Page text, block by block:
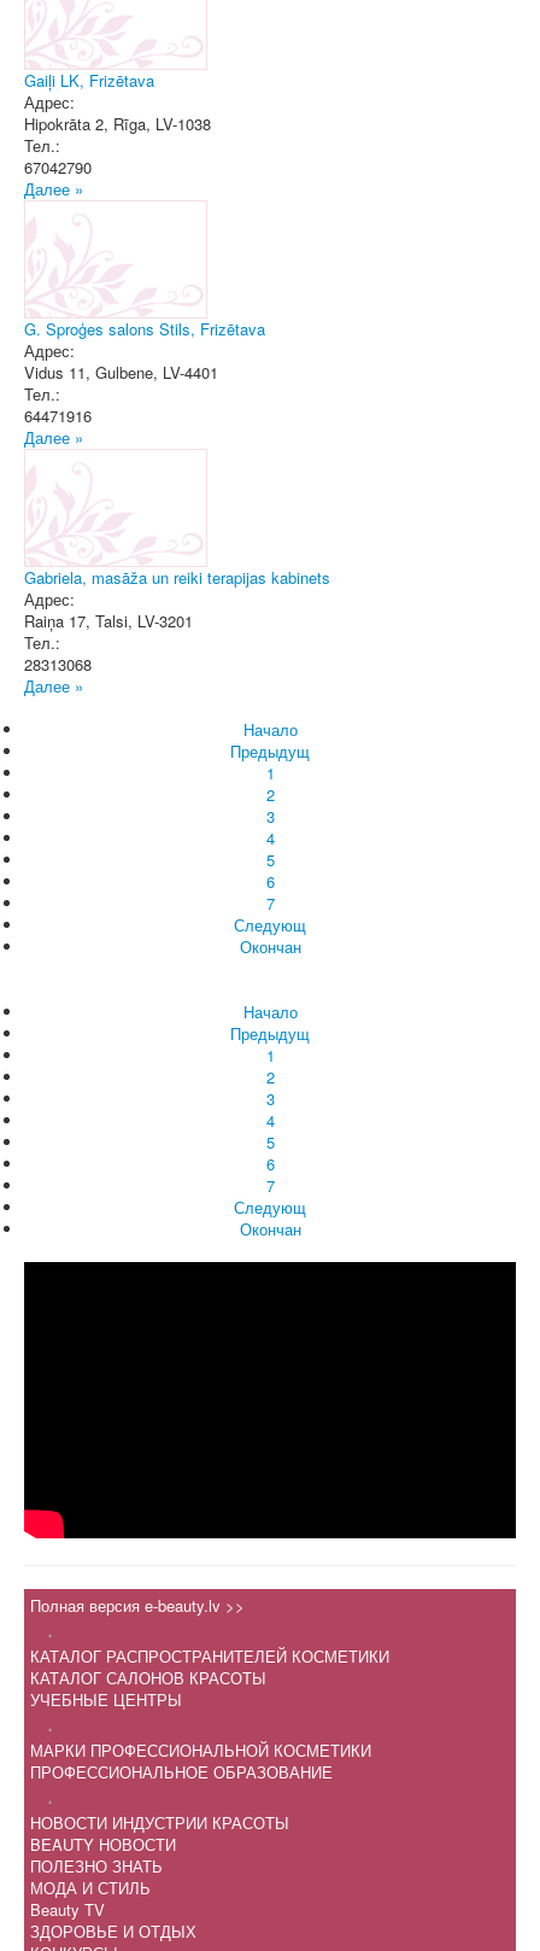
Gaiļi LK, Frizētava
Адрес:
Hipokrāta 2, Rīga, LV-1038
Тел.:
67042790
Далее »
G. Sproģes salons Stils, Frizētava
Адрес:
Vidus 11, Gulbene, LV-4401
Тел.:
64471916
Далее »
Gabriela, masāža un reiki terapijas kabinets
Адрес:
Raiņa 17, Talsi, LV-3201
Тел.:
28313068
Далее »
Начало
Предыдущ
1
2
3
4
5
6
7
Следующ
Окончан
Начало
Предыдущ
1
2
3
4
5
6
7
Следующ
Окончан
Полная версия e-beauty.lv >>
.
КАТАЛОГ РАСПРОСТРАНИТЕЛЕЙ КОСМЕТИКИ
КАТАЛОГ САЛОНОВ КРАСОТЫ
УЧЕБНЫЕ ЦЕНТРЫ
.
МАРКИ ПРОФЕССИОНАЛЬНОЙ КОСМЕТИКИ
ПРОФЕССИОНАЛЬНОЕ ОБРАЗОВАНИЕ
.
НОВОСТИ ИНДУСТРИИ КРАСОТЫ
BEAUTY НОВОСТИ
ПОЛЕЗНО ЗНАТЬ
МОДА И СТИЛЬ
Beauty TV
ЗДОРОВЬЕ И ОТДЫХ